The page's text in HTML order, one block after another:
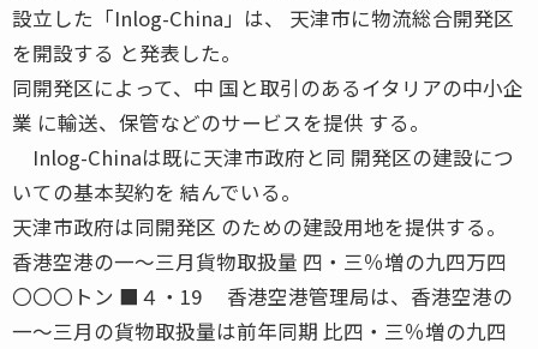
設立した「Inlog-China」は、 天津市に物流総合開発区
を開設する と発表した。
同開発区によって、中 国と取引のあるイタリアの中小企
業 に輸送、保管などのサービスを提供 する。
Inlog-Chinaは既に天津市政府と同 開発区の建設につ
いての基本契約を 結んでいる。
天津市政府は同開発区 のための建設用地を提供する。
香港空港の一〜三月貨物取扱量 四・三％増の九四万四
〇〇〇トン ■４・19 香港空港管理局は、香港空港の
一〜三月の貨物取扱量は前年同期 比四・三％増の九四